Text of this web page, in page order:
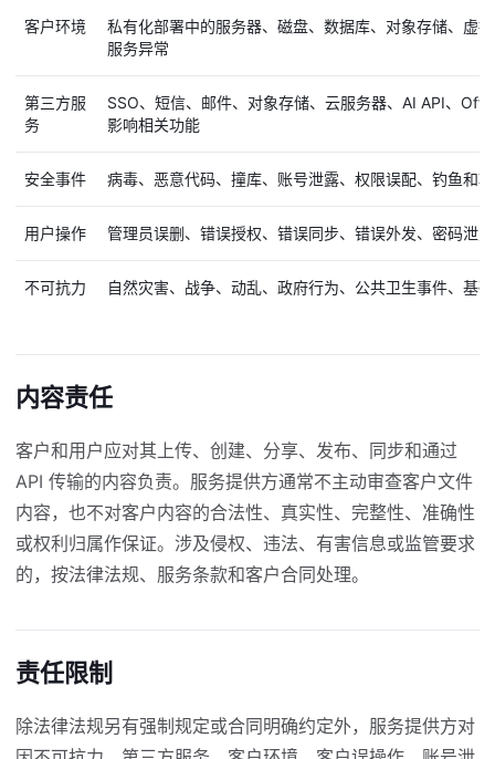
客户环境
私有化部署中的服务器、磁盘、数据库、对象存储、虚
服务异常
第三方服
务
SSO、短信、邮件、对象存储、云服务器、AI API、
影响相关功能
安全事件 病毒、恶意代码、撞库、账号泄露、权限误配、钓鱼和
用户操作 管理员误删、错误授权、错误同步、错误外发、密码泄
不可抗力 自然灾害、战争、动乱、政府行为、公共卫生事件、基
内容责任
客户和用户应对其上传、创建、分享、发布、同步和通过
API 传输的内容负责。服务提供方通常不主动审查客户文件
内容，也不对客户内容的合法性、真实性、完整性、准确性
或权利归属作保证。涉及侵权、违法、有害信息或监管要求
的，按法律法规、服务条款和客户合同处理。
责任限制
除法律法规另有强制规定或合同明确约定外，服务提供方对